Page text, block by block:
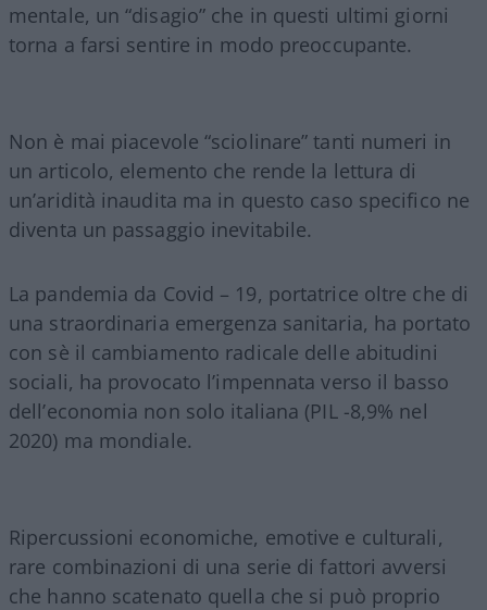
mentale, un “disagio” che in questi ultimi giorni
torna a farsi sentire in modo preoccupante.
Non è mai piacevole “sciolinare” tanti numeri in
un articolo, elemento che rende la lettura di
un’aridità inaudita ma in questo caso specifico ne
diventa un passaggio inevitabile.
La pandemia da Covid – 19, portatrice oltre che di
una straordinaria emergenza sanitaria, ha portato
con sè il cambiamento radicale delle abitudini
sociali, ha provocato l’impennata verso il basso
dell’economia non solo italiana (PIL -8,9% nel
2020) ma mondiale.
Ripercussioni economiche, emotive e culturali,
rare combinazioni di una serie di fattori avversi
che hanno scatenato quella che si può proprio